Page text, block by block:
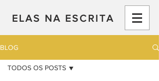
ELAS NA ESCRITA
BLOG
TODOS OS POSTS